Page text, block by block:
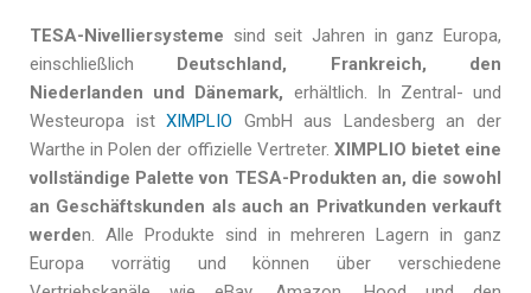
TESA-Nivelliersysteme sind seit Jahren in ganz Europa,
einschließlich Deutschland, Frankreich, den
Niederlanden und Dänemark, erhältlich. In Zentral- und
Westeuropa istXIMPLIO GmbH aus Landesberg an der
Warthe in Polen der offizielle Vertreter. XIMPLIO bietet eine
vollständige Palette von TESA-Produkten an, die sowohl
an Geschäftskunden als auch an Privatkunden verkauft
werden. Alle Produkte sind in mehreren Lagern in ganz
Europa vorrätig und können über verschiedene